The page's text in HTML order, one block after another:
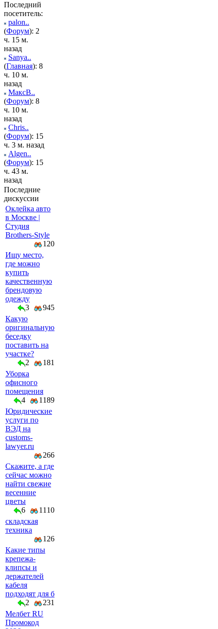
Последний
посетитель:
palon..
(Форум): 2
ч. 15 м.
назад
Sanya..
(Главная): 8
ч. 10 м.
назад
МаксВ..
(Форум): 8
ч. 10 м.
назад
Chris..
(Форум): 15
ч. 3 м. назад
Algen..
(Форум): 15
ч. 43 м.
назад
Последние
дискуссии
Оклейка авто
в Москве |
Студия
Brothers-Style
120
Ищу место,
где можно
купить
качественную
брендовую
одежду
3
945
Какую
оригинальную
беседку
поставить на
участке?
2
181
Уборка
офисного
помещения
4
1189
Юридические
услуги по
ВЭД на
customs-
lawyer.ru
266
Скажите, а где
сейчас можно
найти свежие
весенние
цветы
6
1110
складская
техника
126
Какие типы
крепежа-
клипсы и
держателей
кабеля
подходят для б
2
231
Мелбет RU
Промокод